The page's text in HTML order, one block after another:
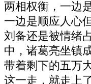
两相权衡，一边
一边是顺应人心
刘备还是被情绪
中，诸葛亮坐镇
带着剩下的五万
这一走，就走上